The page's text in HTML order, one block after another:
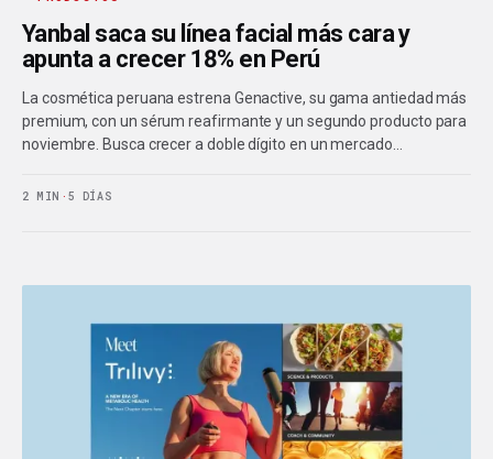
Yanbal saca su línea facial más cara y
apunta a crecer 18% en Perú
La cosmética peruana estrena Genactive, su gama antiedad más
premium, con un sérum reafirmante y un segundo producto para
noviembre. Busca crecer a doble dígito en un mercado…
2 MIN · 5 DÍAS